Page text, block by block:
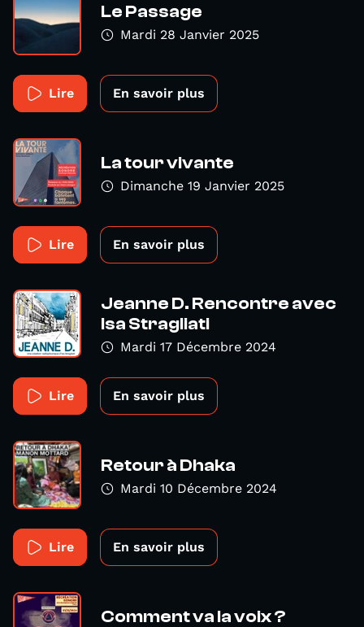
Le Passage
Mardi 28 Janvier 2025
Lire En savoir plus
La tour vivante
Dimanche 19 Janvier 2025
Lire En savoir plus
Jeanne D. Rencontre avec
Isa Stragliati
Mardi 17 Décembre 2024
Lire En savoir plus
Retour à Dhaka
Mardi 10 Décembre 2024
Lire En savoir plus
Comment va la voix ?